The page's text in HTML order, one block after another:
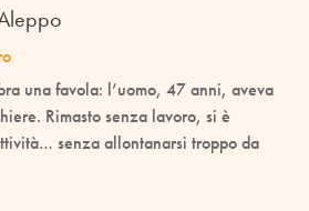
una favola: l’uomo, 47 anni, aveva
Rimasto senza lavoro, si è
senza allontanarsi troppo da